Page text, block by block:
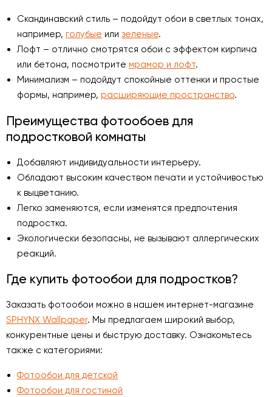
Скандинавский стиль – подойдут обои в светлых тонах,
например, голубые или зеленые.
Лофт – отлично смотрятся обои с эффектом кирпича
или бетона, посмотрите мрамор и лофт.
Минимализм – подойдут спокойные оттенки и простые
формы, например, расширяющие пространство.
Преимущества фотообоев для
подростковой комнаты
Добавляют индивидуальности интерьеру.
Обладают высоким качеством печати и устойчивостью
к выцветанию.
Легко заменяются, если изменятся предпочтения
подростка.
Экологически безопасны, не вызывают аллергических
реакций.
Где купить фотообои для подростков?
Заказать фотообои можно в нашем интернет-магазине
SPHYNX Wallpaper. Мы предлагаем широкий выбор,
конкурентные цены и быструю доставку. Ознакомьтесь
также с категориями:
Фотообои для детской
Фотообои для гостиной